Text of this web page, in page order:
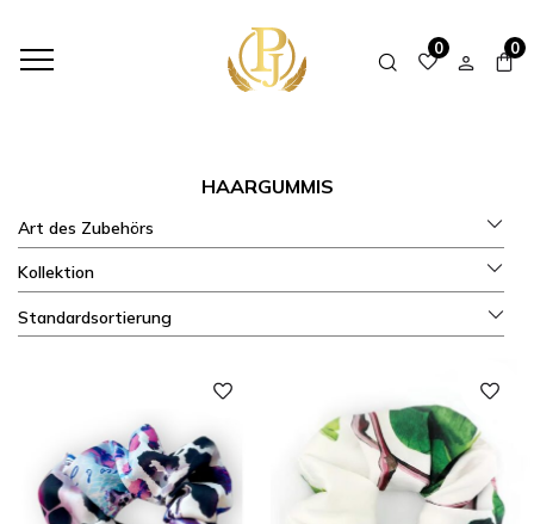
0 0
ZUBEHÖR ZUM SET
HAARGUMMIS
Standardsortierung
Art des Zubehörs
Kollektion